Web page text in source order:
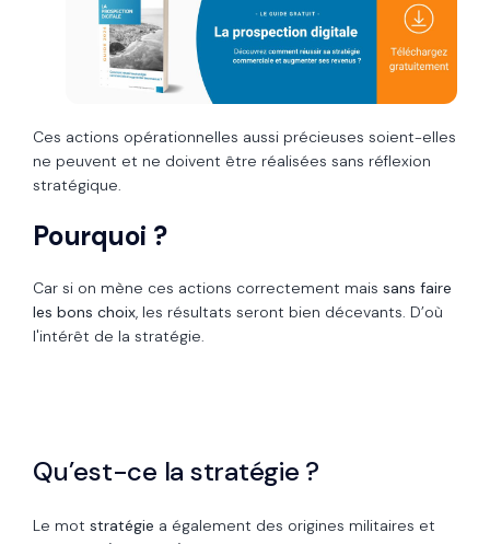
Ces actions opérationnelles aussi précieuses soient-elles
ne peuvent et ne doivent être réalisées sans réflexion
stratégique.
Pourquoi ?
Car si on mène ces actions correctement mais sans faire
les bons choix, les résultats seront bien décevants. D’où
l'intérêt de la stratégie.
Qu’est-ce la stratégie ?
Le mot stratégie a également des origines militaires et